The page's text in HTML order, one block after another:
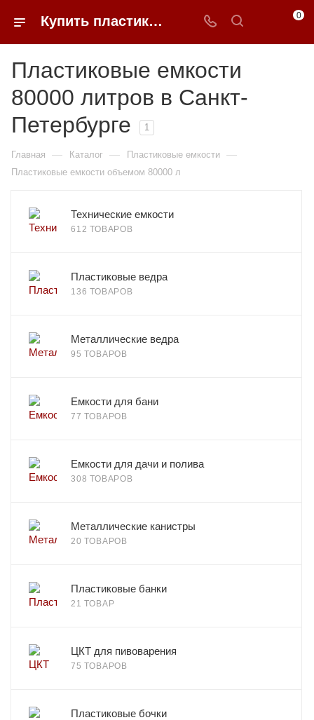
Купить пластиковые емкости 80000 литров в Санкт-Петербурге 0
Пластиковые емкости
80000 литров в Санкт-
Петербурге
1
Главная — Каталог — Пластиковые емкости —
Пластиковые емкости объемом 80000 л
Технические емкости
612 ТОВАРОВ
Пластиковые ведра
136 ТОВАРОВ
Металлические ведра
95 ТОВАРОВ
Емкости для бани
77 ТОВАРОВ
Емкости для дачи и полива
308 ТОВАРОВ
Металлические канистры
20 ТОВАРОВ
Пластиковые банки
21 ТОВАР
ЦКТ для пивоварения
75 ТОВАРОВ
Пластиковые бочки